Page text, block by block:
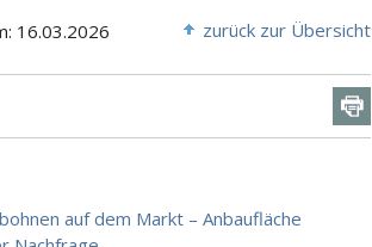
16.03.2026 zurück zur Übersicht
auf dem Markt – Anbaufläche